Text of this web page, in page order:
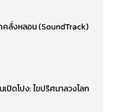
ลั่งหลอน (SoundTrack)
ปิดโปง: ไขปริศนาลวงโลก